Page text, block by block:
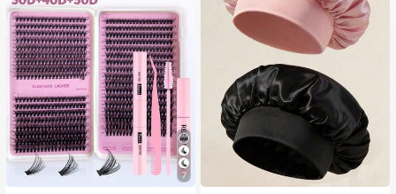
7
#1 Más vendidos
en Multicolor Gorros para el pelo para mujer
Establecido hace 1 año